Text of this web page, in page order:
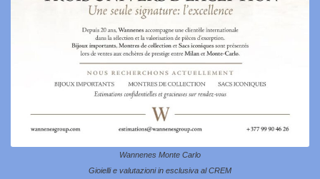
Wannenes Monte Carlo
Gioielli e valutazioni in esclusiva al CREM